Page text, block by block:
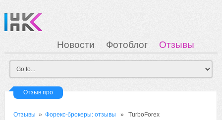
Новости Фотоблог
Отзывы
Загрузка
Мои Картинки Вход
Отзыв про
Отзывы »Форекс-брокеры: отзывы » TurboForex